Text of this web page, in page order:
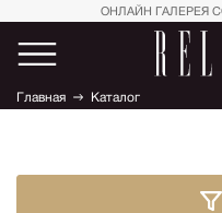
ОНЛАЙН ГАЛЕРЕЯ
Главная Каталог